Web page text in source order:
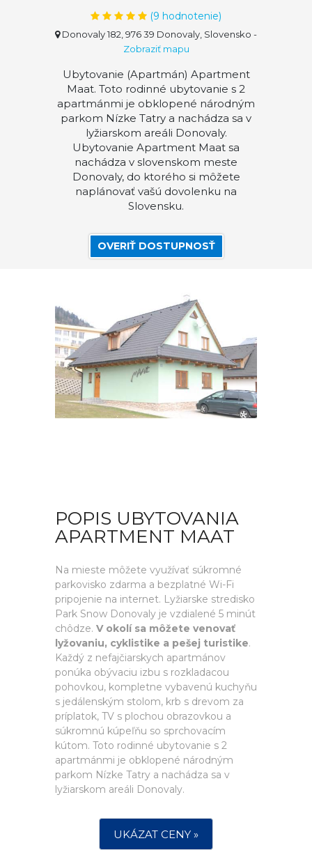
(9 hodnotenie)
Donovaly 182, 976 39 Donovaly, Slovensko -
Zobraziť mapu
Ubytovanie (Apartmán) Apartment
Maat. Toto rodinné ubytovanie s 2
apartmánmi je obklopené národným
parkom Nízke Tatry a nachádza sa v
lyžiarskom areáli Donovaly.
Ubytovanie Apartment Maat sa
nachádza v slovenskom meste
Donovaly, do ktorého si môžete
naplánovať vašú dovolenku na
Slovensku.
OVERIŤ DOSTUPNOSŤ
POPIS UBYTOVANIA
APARTMENT MAAT
Na mieste môžete využívať súkromné
parkovisko zdarma a bezplatné Wi-Fi
pripojenie na internet. Lyžiarske stredisko
Park Snow Donovaly je vzdialené 5 minút
chôdze. V okolí sa môžete venovať
lyžovaniu, cyklistike a pešej turistike.
Každý z nefajčiarskych apartmánov
ponúka obývaciu izbu s rozkladacou
pohovkou, kompletne vybavenú kuchyňu
s jedálenským stolom, krb s drevom za
príplatok, TV s plochou obrazovkou a
súkromnú kúpeľňu so sprchovacím
kútom. Toto rodinné ubytovanie s 2
apartmánmi je obklopené národným
parkom Nízke Tatry a nachádza sa v
lyžiarskom areáli Donovaly.
UKÁZAT CENY »